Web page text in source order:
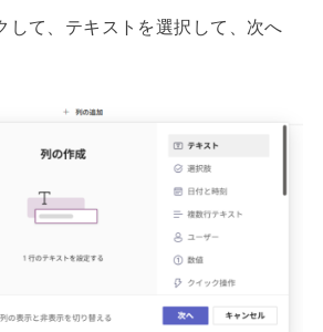
して、テキストを選択して、次へ